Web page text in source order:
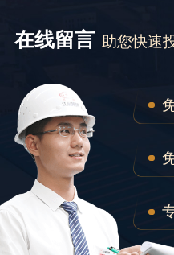
在线留言 助您快速